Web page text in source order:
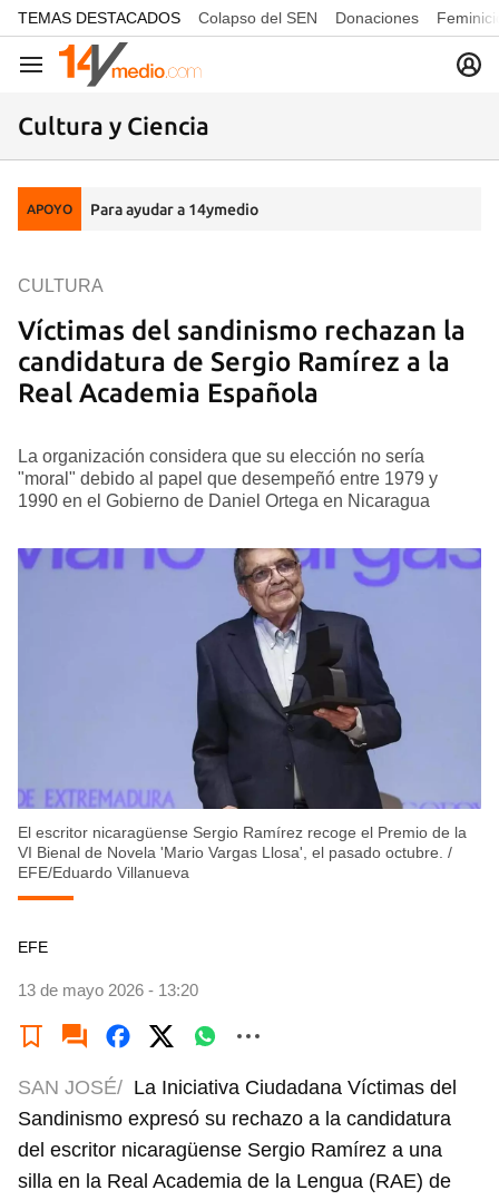
common.go-to-content
TEMAS DESTACADOS Colapso del SEN Donaciones
Navegación
Cultura y Ciencia
APOYO Para ayudar a 14ymedio
Víctimas del sandinismo rechazan la
candidatura de Sergio Ramírez a la
Real Academia Española
CULTURA
La organización considera que su elección no sería
"moral" debido al papel que desempeñó entre 1979 y
1990 en el Gobierno de Daniel Ortega en Nicaragua
El escritor nicaragüense Sergio Ramírez recoge el Premio de la
VI Bienal de Novela 'Mario Vargas Llosa', el pasado octubre. /
EFE/Eduardo Villanueva
EFE
13 de mayo 2026 - 13:20
SAN JOSÉ/ La Iniciativa Ciudadana Víctimas del
Sandinismo expresó su rechazo a la candidatura
del escritor nicaragüense Sergio Ramírez a una
silla en la Real Academia de la Lengua (RAE) de